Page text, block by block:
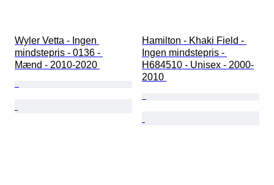
Wyler Vetta - Ingen
mindstepris - 0136 -
Mænd - 2010-2020
Hamilton - Khaki Field -
Ingen mindstepris -
H684510 - Unisex - 2000-
2010